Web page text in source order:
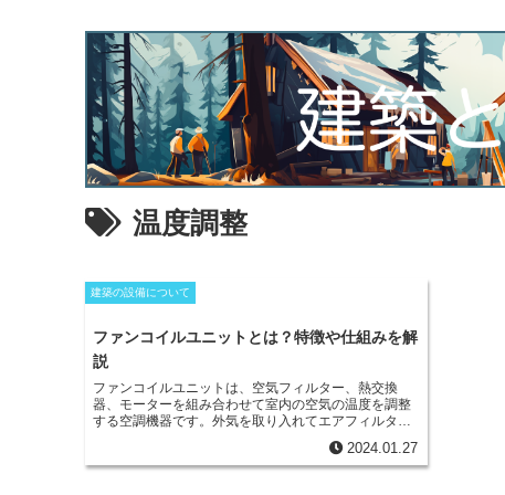
温度調整
建築の設備について
ファンコイルユニットとは？特徴や仕組みを解
説
ファンコイルユニットは、空気フィルター、熱交換
器、モーターを組み合わせて室内の空気の温度を調整
する空調機器です。外気を取り入れてエアフィルター
気の温度を調整し、モーターで空気を室内に送り込み
ます。ホテルや病院などの個室でよく使用されます。
2024.01.27